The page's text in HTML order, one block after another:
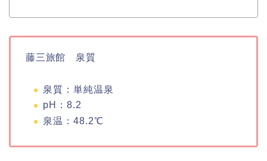
藤三旅館 泉質
泉質：単純温泉
pH：8.2
泉温：48.2℃